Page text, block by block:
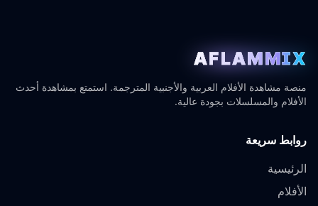
AFLAMMIX
منصة مشاهدة الأفلام العربية والأجنبية المترجمة. استمتع بمشاهدة أحدث
الأفلام والمسلسلات بجودة عالية.
روابط سريعة
الرئيسية
الأفلام